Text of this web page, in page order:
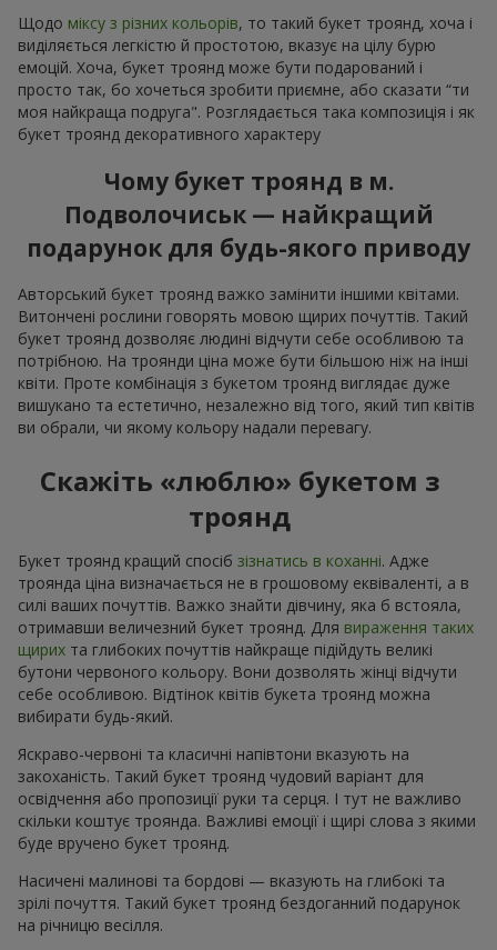
Щодо міксу з різних кольорів, то такий букет троянд, хоча і
виділяється легкістю й простотою, вказує на цілу бурю
емоцій. Хоча, букет троянд може бути подарований і
просто так, бо хочеться зробити приємне, або сказати “ти
моя найкраща подруга". Розглядається така композиція і як
букет троянд декоративного характеру
Чому букет троянд в м.
Подволочиськ — найкращий
подарунок для будь-якого приводу
Авторський букет троянд важко замінити іншими квітами.
Витончені рослини говорять мовою щирих почуттів. Такий
букет троянд дозволяє людині відчути себе особливою та
потрібною. На троянди ціна може бути більшою ніж на інші
квіти. Проте комбінація з букетом троянд виглядає дуже
вишукано та естетично, незалежно від того, який тип квітів
ви обрали, чи якому кольору надали перевагу.
Скажіть «люблю» букетом з
троянд
Букет троянд кращий спосіб зізнатись в коханні. Адже
троянда ціна визначається не в грошовому еквіваленті, а в
силі ваших почуттів. Важко знайти дівчину, яка б встояла,
отримавши величезний букет троянд. Для вираження таких
щирих та глибоких почуттів найкраще підійдуть великі
бутони червоного кольору. Вони дозволять жінці відчути
себе особливою. Відтінок квітів букета троянд можна
вибирати будь-який.
Яскраво-червоні та класичні напівтони вказують на
закоханість. Такий букет троянд чудовий варіант для
освідчення або пропозиції руки та серця. І тут не важливо
скільки коштує троянда. Важливі емоції і щирі слова з якими
буде вручено букет троянд.
Насичені малинові та бордові — вказують на глибокі та
зрілі почуття. Такий букет троянд бездоганний подарунок
на річницю весілля.